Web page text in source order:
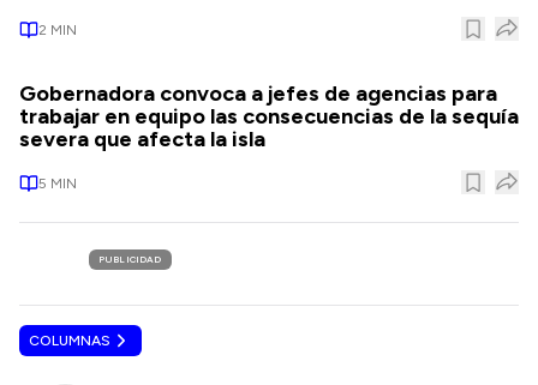
2 MIN
Gobernadora convoca a jefes de agencias para
trabajar en equipo las consecuencias de la sequía
severa que afecta la isla
5 MIN
PUBLICIDAD
COLUMNAS